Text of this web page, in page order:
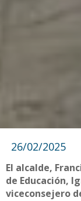
26/02/2025
El alcalde,
de Educación,
viceconsejero